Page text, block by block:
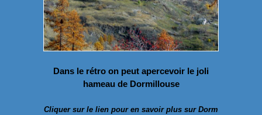
Dans le rétro on peut apercevoir le joli
hameau de Dormillouse
Cliquer sur le lien pour en savoir plus sur Dorm